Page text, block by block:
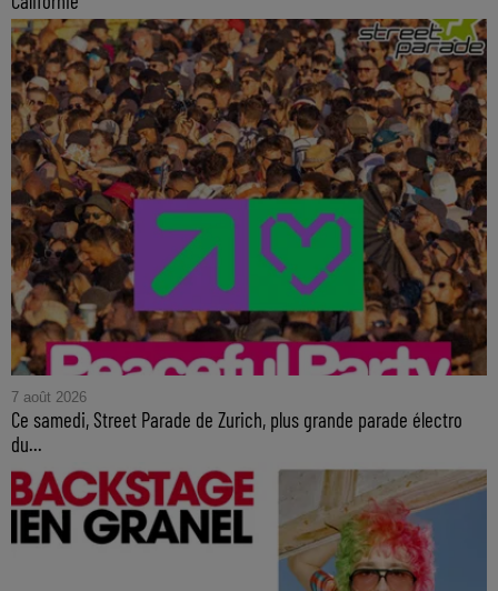
7 août 2026
Ce samedi, Street Parade de Zurich, plus grande parade électro
du...